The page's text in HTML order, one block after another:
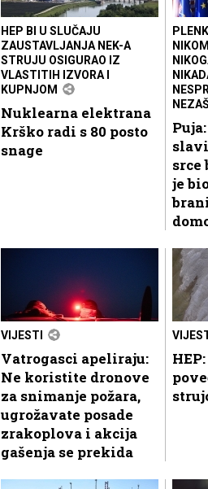
HEP BI U SLUČAJU
ZAUSTAVLJANJA NEK-A
STRUJU OSIGURAO IZ
VLASTITIH IZVORA I
KUPNJOM
Nuklearna elektrana
Krško radi s 80 posto
snage
srce
je
VIJESTI
Vatrogasci apeliraju:
Ne koristite dronove
za snimanje požara,
ugrožavate posade
zrakoplova i akcija
gašenja se prekida